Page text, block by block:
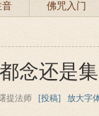
音 佛咒入门
念还是
提法师 [投稿] 放大字